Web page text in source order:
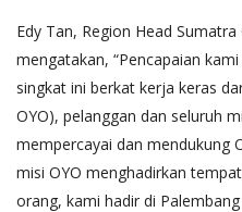
Edy Tan, Region Head
mengatakan, “Pencapaian
singkat ini berkat kerja keras
OYO), pelanggan dan seluruh
mempercayai dan mendukung
misi OYO menghadirkan
orang, kami hadir di